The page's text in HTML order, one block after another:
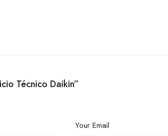
Técnico Daikin”
Your Email